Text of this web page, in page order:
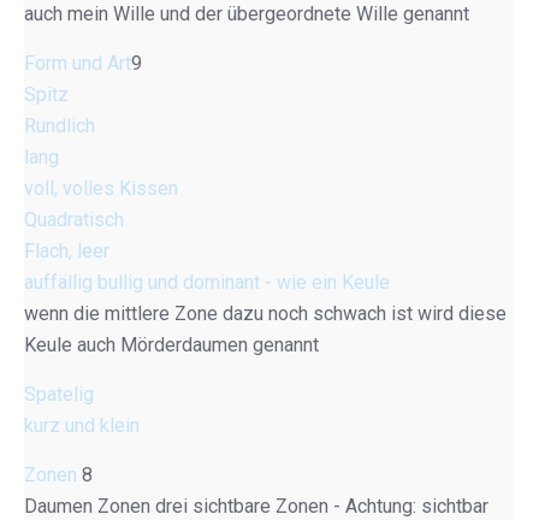
auch mein Wille und der übergeordnete Wille genannt
Form und Art9
Spitz
Rundlich
lang
voll, volles Kissen
Quadratisch
Flach, leer
auffällig bullig und dominant - wie ein Keule
wenn die mittlere Zone dazu noch schwach ist wird diese
Keule auch Mörderdaumen genannt
Spatelig
kurz und klein
Zonen 8
Daumen Zonen drei sichtbare Zonen - Achtung: sichtbar